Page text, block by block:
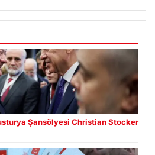
Şansölyesi Christian Stocker